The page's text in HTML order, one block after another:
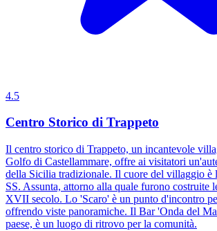
4.5
Centro Storico di Trappeto
Il centro storico di Trappeto, un incantevole
Golfo di Castellammare, offre ai visitatori
della Sicilia tradizionale. Il cuore del villaggio è
SS. Assunta, attorno alla quale furono costruite
XVII secolo. Lo 'Scaro' è un punto d'incontro
offrendo viste panoramiche. Il Bar 'Onda del
paese, è un luogo di ritrovo per la comunità.